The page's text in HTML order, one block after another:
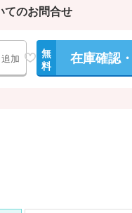
てのお問合せ
加
無
料
在庫確認